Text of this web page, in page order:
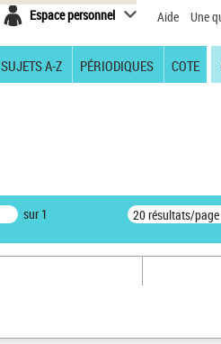
Espace personnel Aide Une
SUJETS A-Z PÉRIODIQUES COTE
sur 1 20 résultats/page